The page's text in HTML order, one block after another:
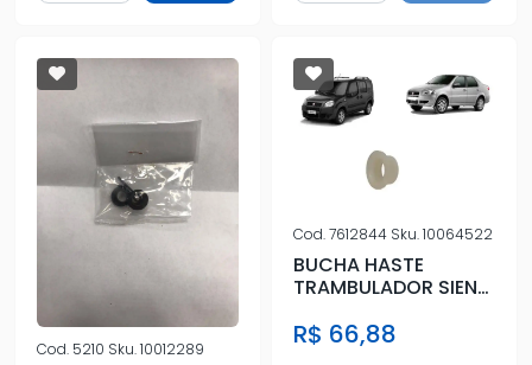
Cod. 5210 Sku.10012289
Cod.7612844 Sku.10064522
BUCHA HASTE
TRAMBULADOR SIENA
R$ 66,88